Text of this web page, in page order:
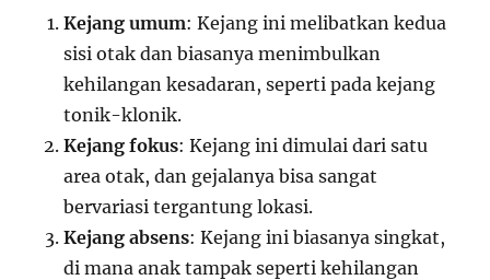
Kejang umum: Kejang ini melibatkan kedua
sisi otak dan biasanya menimbulkan
kehilangan kesadaran, seperti pada kejang
tonik-klonik.
Kejang fokus: Kejang ini dimulai dari satu
area otak, dan gejalanya bisa sangat
bervariasi tergantung lokasi.
Kejang absens: Kejang ini biasanya singkat,
di mana anak tampak seperti kehilangan